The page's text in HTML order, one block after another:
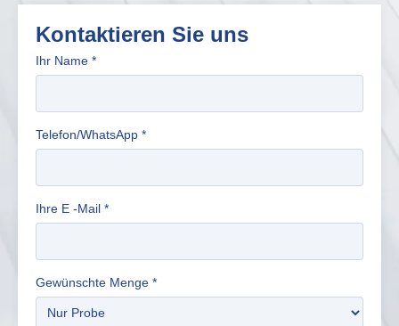
Kontaktieren Sie uns
Ihr Name *
Telefon/WhatsApp *
Ihre E -Mail *
Gewünschte Menge *